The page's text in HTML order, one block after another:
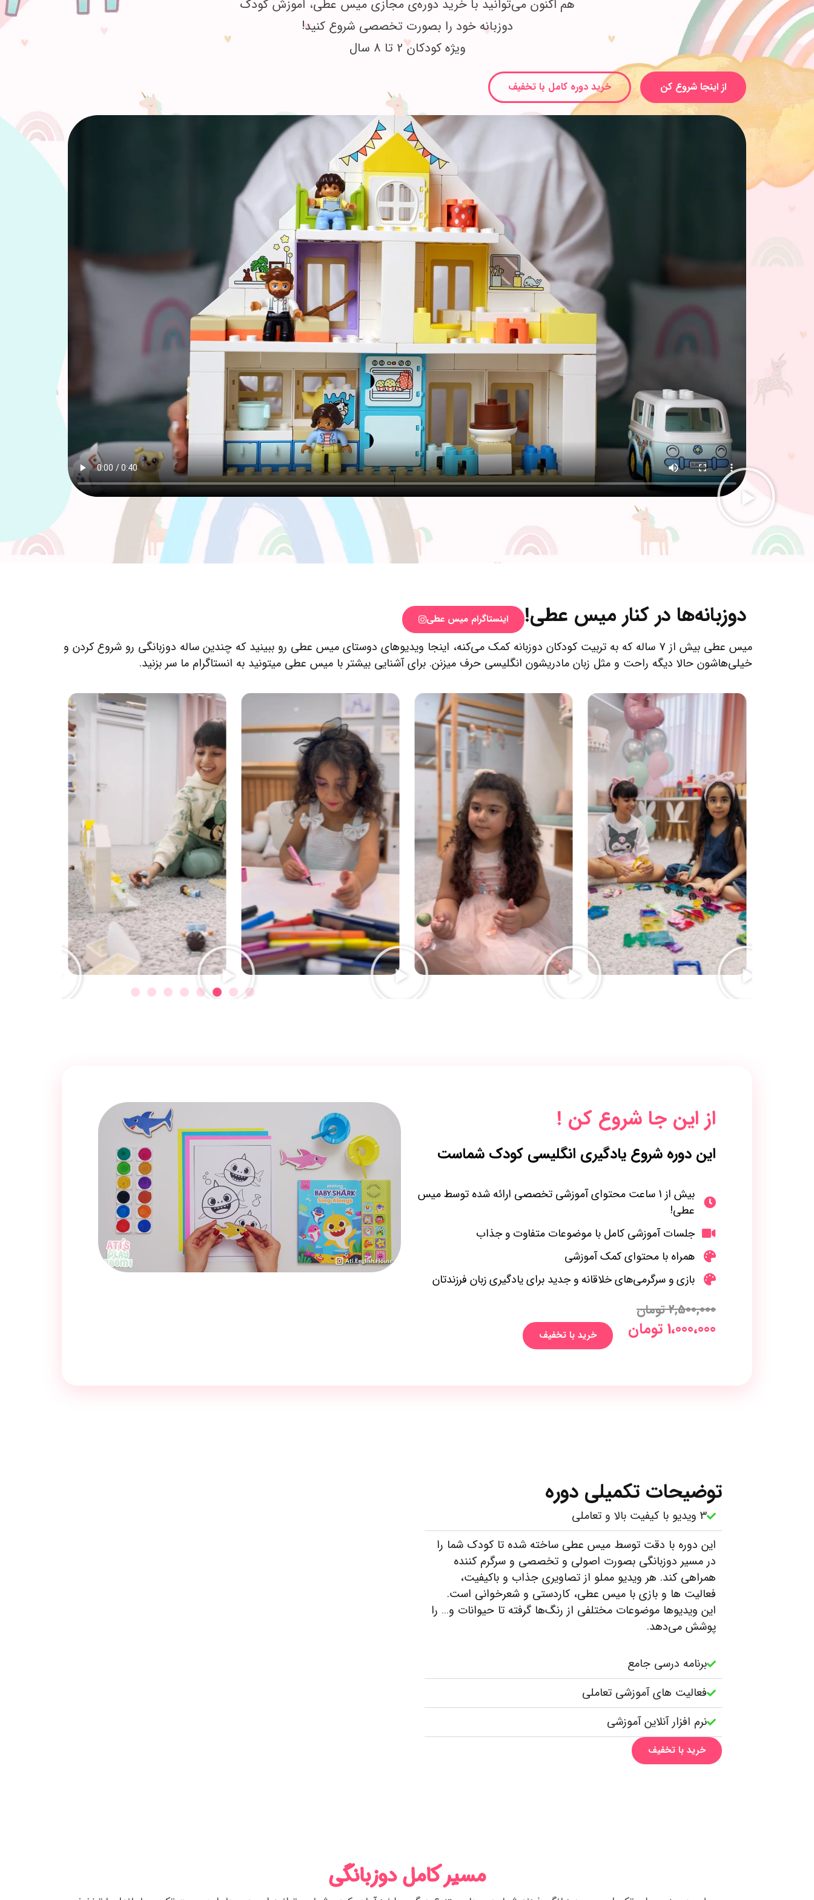
هم اکنون می‌توانید با خرید دوره‌ی مجازی میس عطی، آموزش کودک
دوزبانه خود را بصورت تخصصی شروع کنید!
ویژه کودکان 2 تا 8 سال
از اینجا شروع کن خرید دوره کامل با تخفیف
دوزبانه‌ها در کنار میس عطی! اینستاگرام میس عطی
میس عطی بیش از 7 ساله که به تربیت کودکان دوزبانه کمک می‌کنه، اینجا ویدیوهای دوستای میس عطی رو ببینید که چندین ساله دوزبانگی رو شروع کردن و
خیلی‌هاشون حالا دیگه راحت و مثل زبان مادریشون انگلیسی حرف میزنن. برای آشنایی بیشتر با میس عطی میتونید به انستاگرام ما سر بزنید.
از این جا شروع کن !
این دوره شروع یادگیری انگلیسی کودک شماست
بیش از 1 ساعت محتوای آموزشی تخصصی ارائه شده توسط میس
عطی!
جلسات آموزشی کامل با موضوعات متفاوت و جذاب
همراه با محتوای کمک آموزشی
بازی‌ و سرگرمی‌های خلاقانه و جدید برای یادگیری زبان فرزندتان
2,500,000تومان
1،000،000 تومان خرید با تخفیف
توضیحات تکمیلی دوره
3 ویدیو با کیفیت بالا و تعاملی
این دوره با دقت توسط میس عطی ساخته شده تا کودک شما را
در مسیر دوزبانگی بصورت اصولی و تخصصی و سرگرم کننده
همراهی کند. هر ویدیو مملو از تصاویری جذاب و باکیفیت،
فعالیت ها و بازی با میس عطی، کاردستی و شعرخوانی است.
این ویدیوها موضوعات مختلفی از رنگ‌ها گرفته تا حیوانات و… را
پوشش می‌دهد.
برنامه درسی جامع
فعالیت های آموزشی تعاملی
نرم افزار آنلاین آموزشی
خرید با تخفیف
مسیر کامل دوزبانگی